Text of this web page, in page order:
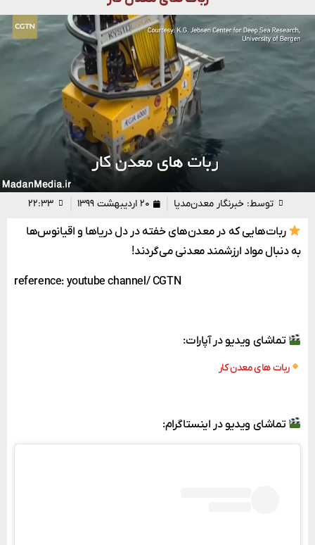
توسط: خبرنگار معدن‌مدیا ۲۰ اردیبهشت ۱۳۹۹ ۲۲:۳۳
ربات‌هایی که در معدن‌های خفته در دل دریاها و اقیانوس‌ها
به دنبال مواد ارزشمند معدنی می‌گردند!
reference: youtube channel/ CGTN
تماشای ویدیو در آپارات:
ربات های معدن کار
تماشای ویدیو در اینستاگرام: